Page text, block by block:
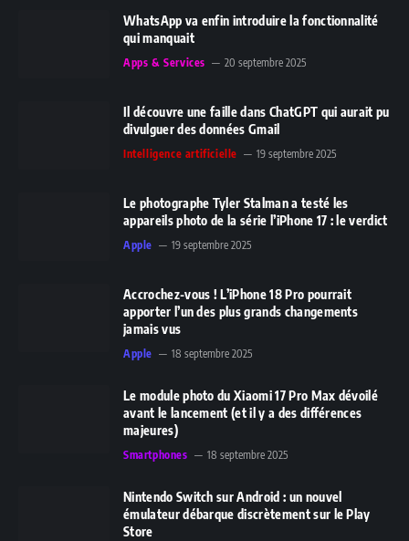
WhatsApp va enfin introduire la fonctionnalité
qui manquait
Apps & Services 20 septembre 2025
Il découvre une faille dans ChatGPT qui aurait pu
divulguer des données Gmail
Intelligence artificielle 19 septembre 2025
Le photographe Tyler Stalman a testé les
appareils photo de la série l’iPhone 17 : le verdict
Apple 19 septembre 2025
Accrochez-vous ! L’iPhone 18 Pro pourrait
apporter l’un des plus grands changements
jamais vus
Apple 18 septembre 2025
Le module photo du Xiaomi 17 Pro Max dévoilé
avant le lancement (et il y a des différences
majeures)
Smartphones 18 septembre 2025
Nintendo Switch sur Android : un nouvel
émulateur débarque discrètement sur le Play
Store